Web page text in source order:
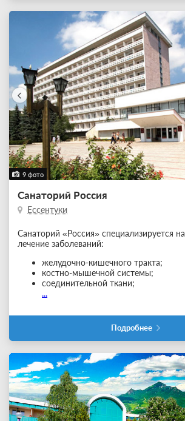
9 фото
Санаторий Россия
Ессентуки
Санаторий «Россия» специализируется на
лечение заболеваний:
желудочно-кишечного тракта;
костно-мышечной системы;
соединительной ткани;
...
Подробнее